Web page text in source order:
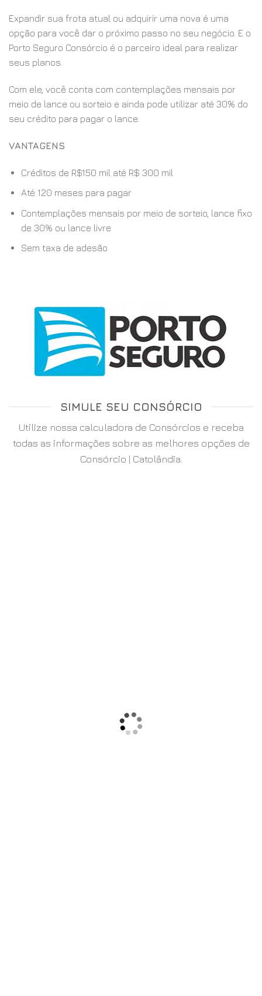
Expandir sua frota atual ou adquirir uma nova é uma
opção para você dar o próximo passo no seu negócio. E o
Porto Seguro Consórcio é o parceiro ideal para realizar
seus planos.
Com ele, você conta com contemplações mensais por
meio de lance ou sorteio e ainda pode utilizar até 30% do
seu crédito para pagar o lance.
VANTAGENS
Créditos de R$150 mil até R$ 300 mil
Até 120 meses para pagar
Contemplações mensais por meio de sorteio, lance fixo
de 30% ou lance livre
Sem taxa de adesão
SIMULE SEU CONSÓRCIO
Utilize nossa calculadora de Consórcios e receba
todas as informações sobre as melhores opções de
Consórcio | Catolândia.